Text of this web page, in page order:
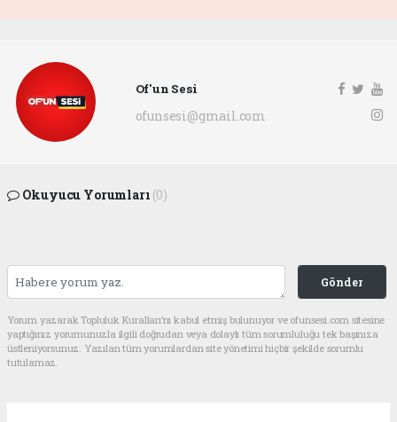
Of'un Sesi
ofunsesi@gmail.com
Okuyucu Yorumları (0)
Gönder
Yorum yazarak Topluluk Kuralları’nı kabul etmiş bulunuyor ve ofunsesi.com sitesine
yaptığınız yorumunuzla ilgili doğrudan veya dolaylı tüm sorumluluğu tek başınıza
üstleniyorsunuz. Yazılan tüm yorumlardan site yönetimi hiçbir şekilde sorumlu
tutulamaz.